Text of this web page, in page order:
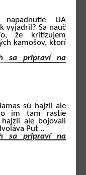
napadnutie UA
vyjadril? Sa nauč
že kritizujem
kamošov, ktorí
sa pripraví na
sú hajzli ale
im tam rastie
ale bojovali
Put ..
sa pripraví na